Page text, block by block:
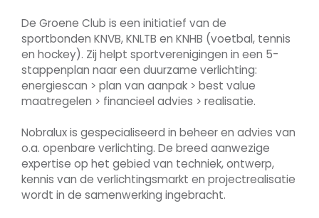
De Groene Club is een initiatief van de
sportbonden KNVB, KNLTB en KNHB (voetbal, tennis
en hockey). Zij helpt sportverenigingen in een 5-
stappenplan naar een duurzame verlichting:
energiescan > plan van aanpak > best value
maatregelen > financieel advies > realisatie.
Nobralux is gespecialiseerd in beheer en advies van
o.a. openbare verlichting. De breed aanwezige
expertise op het gebied van techniek, ontwerp,
kennis van de verlichtingsmarkt en projectrealisatie
wordt in de samenwerking ingebracht.